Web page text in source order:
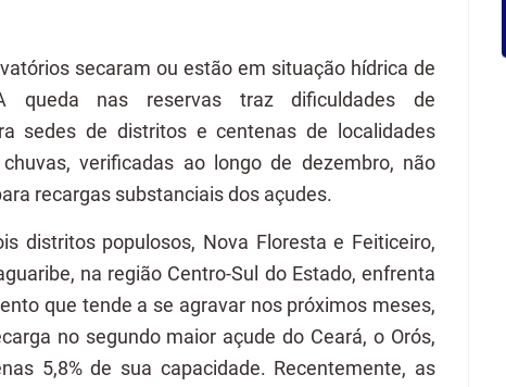
secaram ou estão em situação hídrica de
queda nas reservas traz dificuldades de
sedes de distritos e centenas de localidades
verificadas ao longo de dezembro, não
recargas substanciais dos açudes.
distritos populosos, Nova Floresta e Feiticeiro,
na região Centro-Sul do Estado, enfrenta
que tende a se agravar nos próximos meses,
no segundo maior açude do Ceará, o Orós,
5,8% de sua capacidade. Recentemente, as